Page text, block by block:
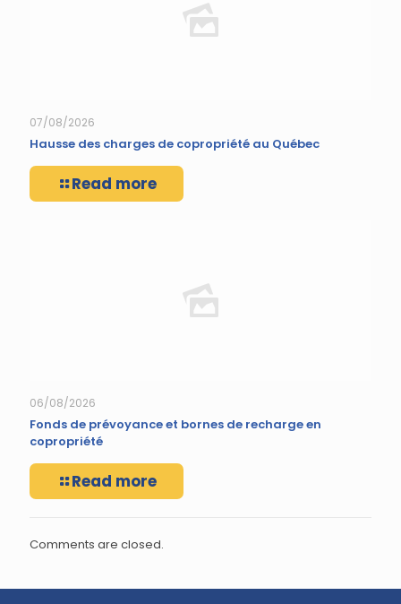
07/08/2026
Hausse des charges de copropriété au Québec
Read more
06/08/2026
Fonds de prévoyance et bornes de recharge en
copropriété
Read more
Comments are closed.